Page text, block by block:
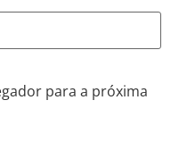
para a próxima